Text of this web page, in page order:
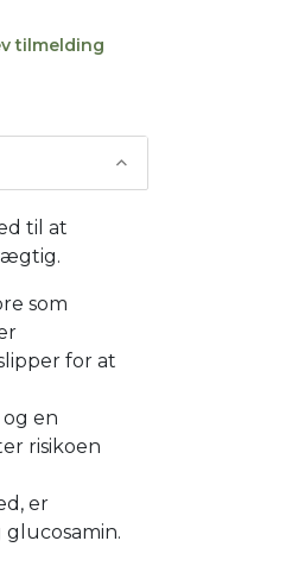
tilmelding
til at
som
for at
en
risikoen
er